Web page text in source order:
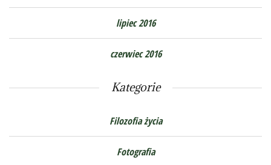
lipiec 2016
czerwiec 2016
Kategorie
Filozofia życia
Fotografia